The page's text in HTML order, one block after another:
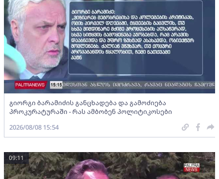
გიორგი ბარამიძის განცხადება და გამოძიება
პროკურატურაში - რას ამბობენ პოლიტიკოსები
2026/08/08 15:54
09:11